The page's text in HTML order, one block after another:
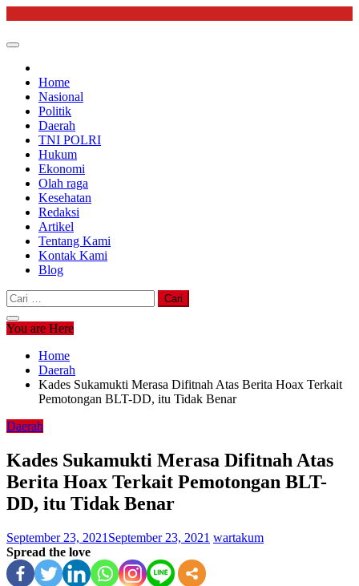
content
Home
Nasional
Politik
Daerah
TNI POLRI
Hukum
Ekonomi
Olah raga
Kesehatan
Redaksi
Artikel
Tentang Kami
Kontak Kami
Blog
Cari
untuk:
You are Here
Home
Daerah
Kades Sukamukti Merasa Difitnah Atas Berita Hoax Terkait
Pemotongan BLT-DD, itu Tidak Benar
Daerah
Kades Sukamukti Merasa Difitnah Atas
Berita Hoax Terkait Pemotongan BLT-
DD, itu Tidak Benar
September 23, 2021 September 23, 2021 wartakum
Spread the love